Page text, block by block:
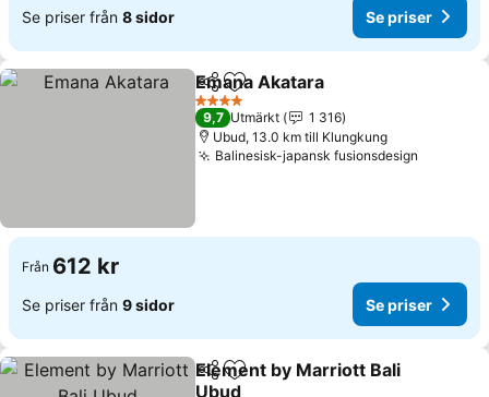
Se priser från 8 sidor Se priser
Dela Lägg till i Mina Favoriter
Emana Akatara
4 Stjärnor
9,7 Utmärkt
1 316
Ubud, 13.0 km till Klungkung
Balinesisk-japansk fusionsdesign
Från 612 kr
Se priser från 9 sidor Se priser
Dela Lägg till i Mina Favoriter
Element by Marriott Bali
Ubud